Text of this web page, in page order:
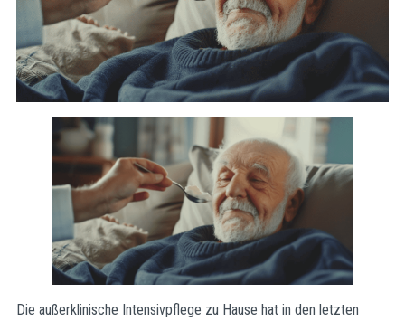
Die außerklinische Intensivpflege zu Hause hat in den letzten